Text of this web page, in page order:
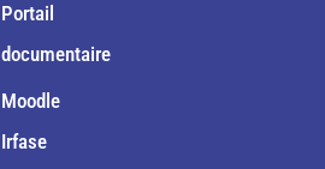
Portail
documentaire
Moodle
Irfase